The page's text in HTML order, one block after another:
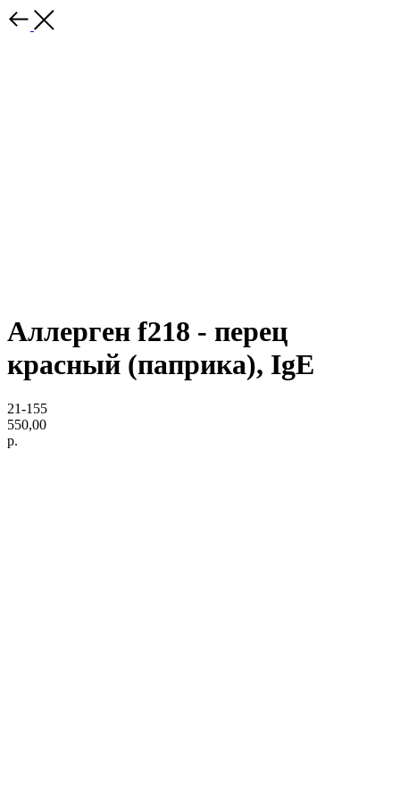
Аллерген f218 - перец
красный (паприка), IgE
21-155
550,00
р.